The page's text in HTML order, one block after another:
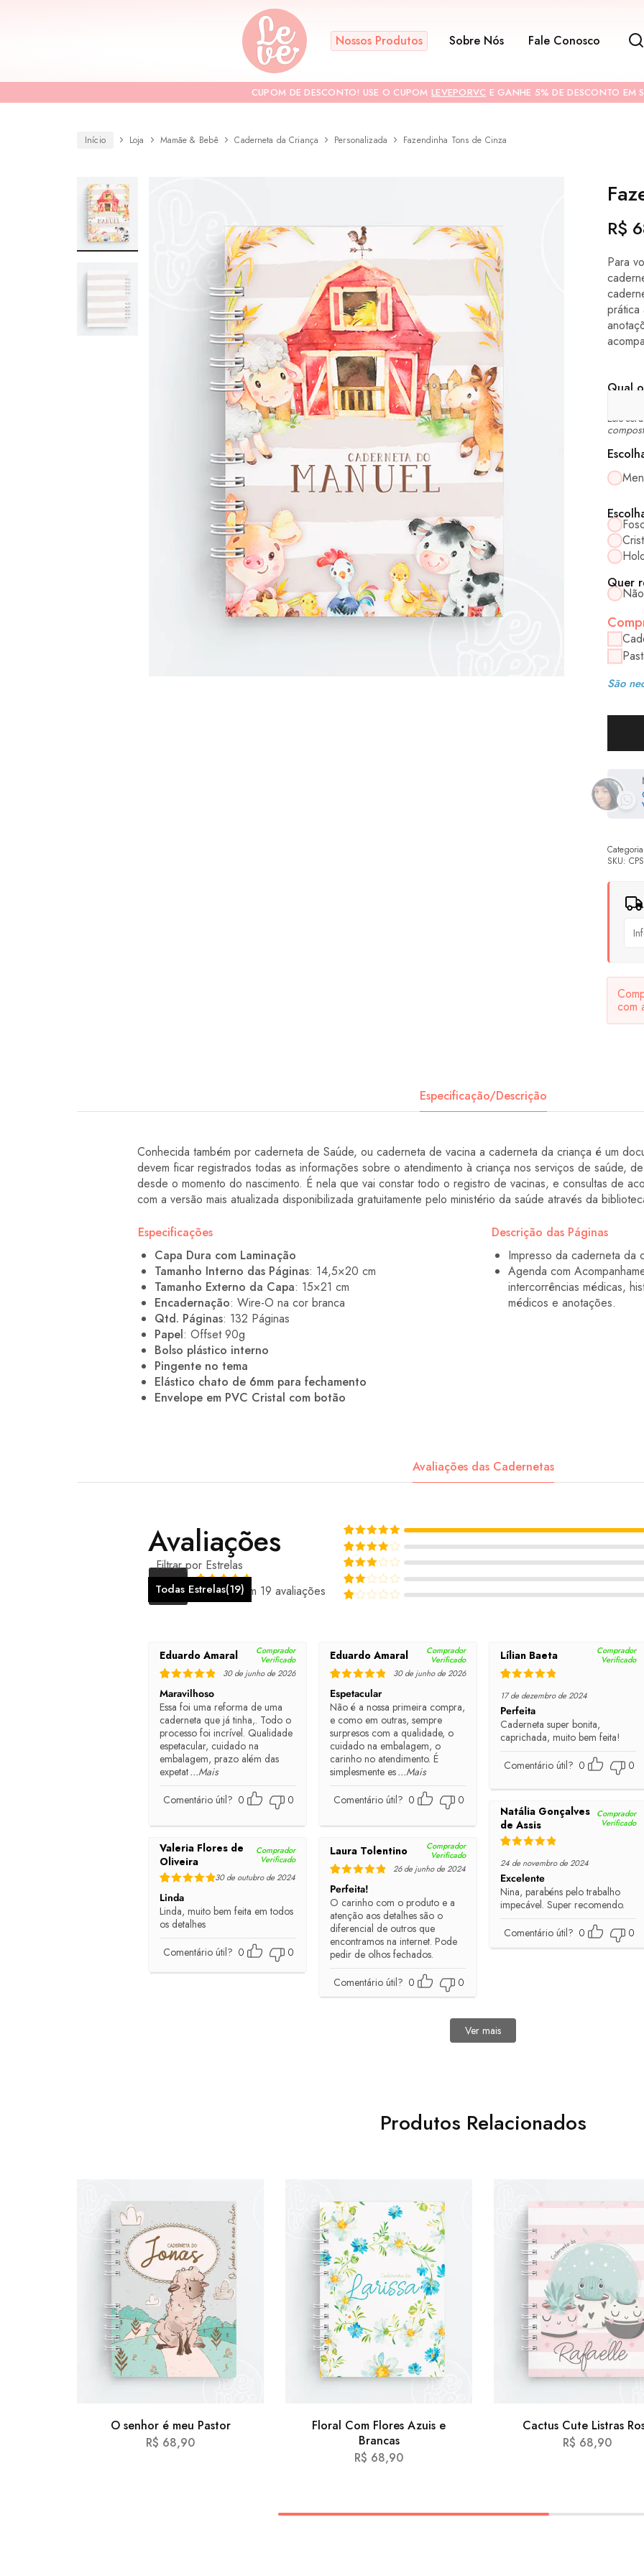
Leve
"por
você"
Lembranças
Especiais
Variedades
Encadernadas
Nossos Produtos Sobre Nós Fale Conosco
CUPOM DE DESCONTO! USE O CUPOMLEVEPORVC E GANHE 5% DE DESCONTO EM
Início Loja Mamãe & Bebê Caderneta da Criança Personalizada Fazendinha Tons de Cinza
R$
Para
prática
Qual
Este
Quer
São
SKU:
com
Especificação/Descrição
Conhecida também por caderneta de Saúde, ou caderneta de vacina a caderneta da criança é um
devem ficar registrados todas as informações sobre o atendimento à criança nos serviços de saúde,
desde o momento do nascimento. É nela que vai constar todo o registro de vacinas, e consultas de
com a versão mais atualizada disponibilizada gratuitamente pelo ministério da saúde através da
Especificações
Capa Dura com Laminação
Tamanho Interno das Páginas: 14,5×20 cm
Tamanho Externo da Capa: 15×21 cm
Encadernação: Wire-O na cor branca
Qtd. Páginas: 132 Páginas
Papel: Offset 90g
Bolso plástico interno
Pingente no tema
Elástico chato de 6mm para fechamento
Envelope em PVC Cristal com botão
Descrição das Páginas
Impresso da caderneta da
Agenda com
intercorrências médicas,
médicos e anotações.
Avaliações das Cadernetas
Avaliações
5.00 Rated5out of 5
Baseado em 19 avaliações
Rated5out of 5
Rated4out of 5
Rated3out of 5
Rated2out of 5
Filtrar por Estrelas
Todas Estrelas(19)
Eduardo Amaral
Comprador
Verificado
Rated5out of 5
30 de junho de 2026
Maravilhoso
Essa foi uma reforma de uma
caderneta que já tinha,. Todo o
processo foi incrível. Qualidade
espetacular, cuidado na
embalagem, prazo além das
expetat...Mais
Comentário útil? 0 0
Eduardo Amaral
Comprador
Verificado
Rated out of 5
30 de junho de 2026
Espetacular
Não é a nossa primeira compra,
e como em outras, sempre
surpresos com a qualidade, o
cuidado na embalagem, o
carinho no atendimento. É
simplesmente es...Mais
Comentário útil? 0 0
Lílian Baeta
Comprador
Verificado
17 de dezembro de 2024
Perfeita
Caderneta super bonita,
caprichada, muito bem feita!
Comentário útil? 0 0
Natália Gonçalves
de Assis
Comprador
Verificado
24 de novembro de 2024
Excelente
Nina, parabéns pelo trabalho
impecável. Super recomendo.
Comentário útil? 0 0
Valeria Flores de
Oliveira
Comprador
Verificado
Rated
30 de outubro de 2024
Linda
Linda, muito bem feita em todos
os detalhes
Comentário útil? 0 0
Laura Tolentino
Comprador
Verificado
Rated out of 5
26 de junho de 2024
Perfeita!
O carinho com o produto e a
atenção aos detalhes são o
diferencial de outros que
encontramos na internet. Pode
pedir de olhos fechados.
Comentário útil? 0 0
Ver mais
Produtos Relacionados
O senhor é meu Pastor
R$ 68,90
Floral Com Flores Azuis e
Brancas
R$ 68,90
Cactus Cute Listras
R$ 68,90